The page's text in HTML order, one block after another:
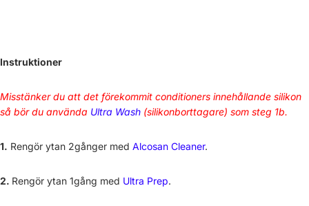
Instruktioner
Misstänker du att det förekommit conditioners innehållande silikon
så bör du använda Ultra Wash (silikonborttagare) som steg 1b.
1. Rengör ytan 2gånger med Alcosan Cleaner.
2. Rengör ytan 1gång med Ultra Prep.